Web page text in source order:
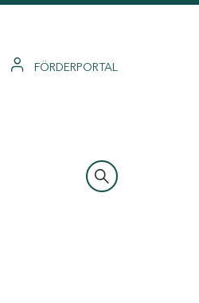
FÖRDERPORTAL